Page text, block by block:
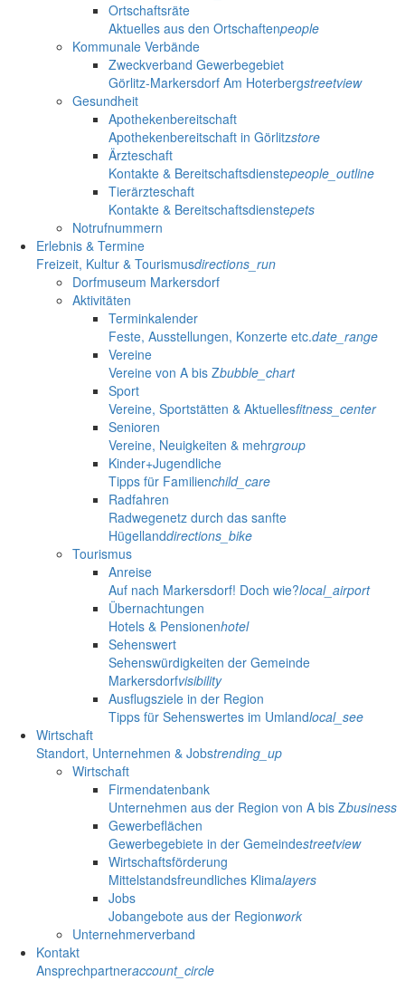
Ortschaftsräte
Aktuelles aus den Ortschaftenpeople
Kommunale Verbände
Zweckverband Gewerbegebiet
Görlitz-Markersdorf Am Hoterbergstreetview
Gesundheit
Apothekenbereitschaft
Apothekenbereitschaft in Görlitzstore
Ärzteschaft
Kontakte & Bereitschaftsdienstepeople_outline
Tierärzteschaft
Kontakte & Bereitschaftsdienstepets
Notrufnummern
Erlebnis & Termine
Freizeit, Kultur & Tourismusdirections_run
Dorfmuseum Markersdorf
Aktivitäten
Terminkalender
Feste, Ausstellungen, Konzerte etc.date_range
Vereine
Vereine von A bis Zbubble_chart
Sport
Vereine, Sportstätten & Aktuellesfitness_center
Senioren
Vereine, Neuigkeiten & mehrgroup
Kinder+Jugendliche
Tipps für Familienchild_care
Radfahren
Radwegenetz durch das sanfte
Hügellanddirections_bike
Tourismus
Anreise
Auf nach Markersdorf! Doch wie?local_airport
Übernachtungen
Hotels & Pensionenhotel
Sehenswert
Sehenswürdigkeiten der Gemeinde
Markersdorfvisibility
Ausflugsziele in der Region
Tipps für Sehenswertes im Umlandlocal_see
Wirtschaft
Standort, Unternehmen & Jobstrending_up
Wirtschaft
Firmendatenbank
Unternehmen aus der Region von A bis Zbusiness
Gewerbeflächen
Gewerbegebiete in der Gemeindestreetview
Wirtschaftsförderung
Mittelstandsfreundliches Klimalayers
Jobs
Jobangebote aus der Regionwork
Unternehmerverband
Kontakt
Ansprechpartneraccount_circle